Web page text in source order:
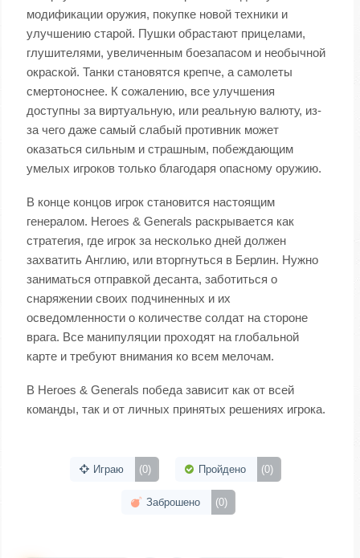
модификации оружия, покупке новой техники и
улучшению старой. Пушки обрастают прицелами,
глушителями, увеличенным боезапасом и необычной
окраской. Танки становятся крепче, а самолеты
смертоноснее. К сожалению, все улучшения
доступны за виртуальную, или реальную валюту, из-
за чего даже самый слабый противник может
оказаться сильным и страшным, побеждающим
умелых игроков только благодаря опасному оружию.
В конце концов игрок становится настоящим
генералом. Heroes & Generals раскрывается как
стратегия, где игрок за несколько дней должен
захватить Англию, или вторгнуться в Берлин. Нужно
заниматься отправкой десанта, заботиться о
снаряжении своих подчиненных и их
осведомленности о количестве солдат на стороне
врага. Все манипуляции проходят на глобальной
карте и требуют внимания ко всем мелочам.
В Heroes & Generals победа зависит как от всей
команды, так и от личных принятых решениях игрока.
Играю (0) Пройдено (0)
Заброшено (0)